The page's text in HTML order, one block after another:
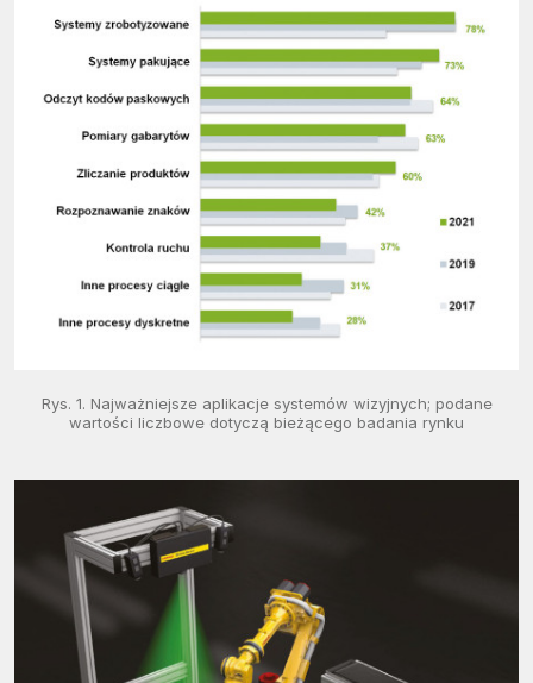
Rys. 1. Najważniejsze aplikacje systemów wizyjnych; podane
wartości liczbowe dotyczą bieżącego badania rynku